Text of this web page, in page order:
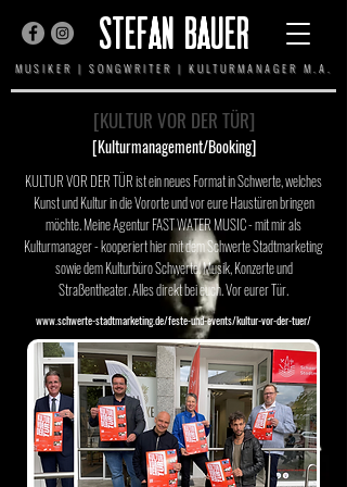
MUSIKER | SONGWRITER | KULTURMANAGER M.A.
STEFAN BAUER
[KULTUR VOR DER TÜR]
[Kulturmanagement/Booking]
KULTUR VOR DER TÜR ist ein neues Format in Schwerte, welches
Kunst und Kultur in die Vororte und vor eure Haustüren bringen
möchte. Meine Agentur FAST WATER MUSIC - mit mir als
Kulturmanager - kooperiert hier mit dem Schwerte Stadtmarketing
sowie dem Kulturbüro Schwerte. Musik, Konzerte und
Straßentheater. Alles direkt bei euch. Vor eurer Tür.
www.schwerte-stadtmarketing.de/feste-und-events/kultur-vor-der-tuer/